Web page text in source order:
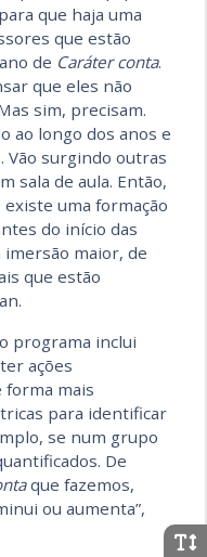
que haja uma
que estão
de Caráter conta.
que eles não
sim, precisam.
ao longo dos anos e
Vão surgindo outras
sala de aula. Então,
uma formação
do início das
imersão maior, de
que estão
programa inclui
ações
forma mais
para identificar
se num grupo
De
que fazemos,
ou aumenta”,